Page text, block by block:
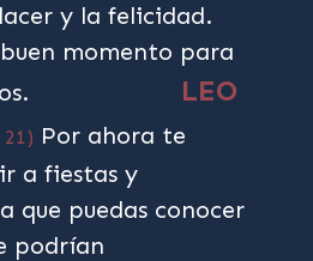
y la felicidad.
momento para
LEO
Por ahora te
a fiestas y
que puedas conocer
podrían